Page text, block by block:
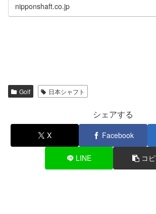
nipponshaft.co.jp
Golf 日本シャフト
シェアする
X Facebook
LINE コ